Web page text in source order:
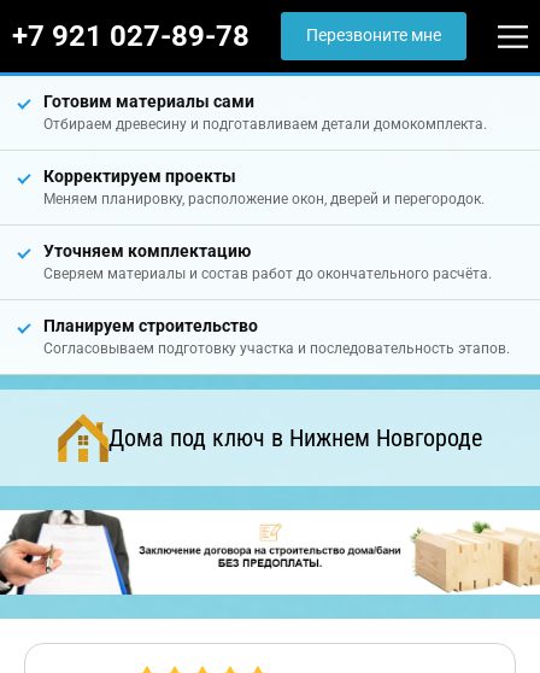
+7 921 027-89-78 Перезвоните мне
Готовим материалы сами
Отбираем древесину и подготавливаем детали домокомплекта.
Корректируем проекты
Меняем планировку, расположение окон, дверей и перегородок.
Уточняем комплектацию
Сверяем материалы и состав работ до окончательного расчёта.
Планируем строительство
Согласовываем подготовку участка и последовательность этапов.
Дома под ключ в Нижнем Новгороде